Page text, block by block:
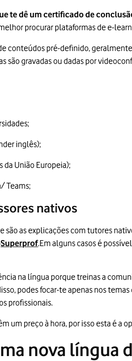
te dê um certificado de
procurar plataformas de e-
conteúdos pré-definido,
são gravadas ou dadas por
inglês);
da União Europeia);
Teams;
nativos
são as explicações com tutores
Superprof.Em alguns casos é
na língua porque treinas a
podes focar-te apenas nos
profissionais.
um preço à hora, por isso esta é a
nova língua